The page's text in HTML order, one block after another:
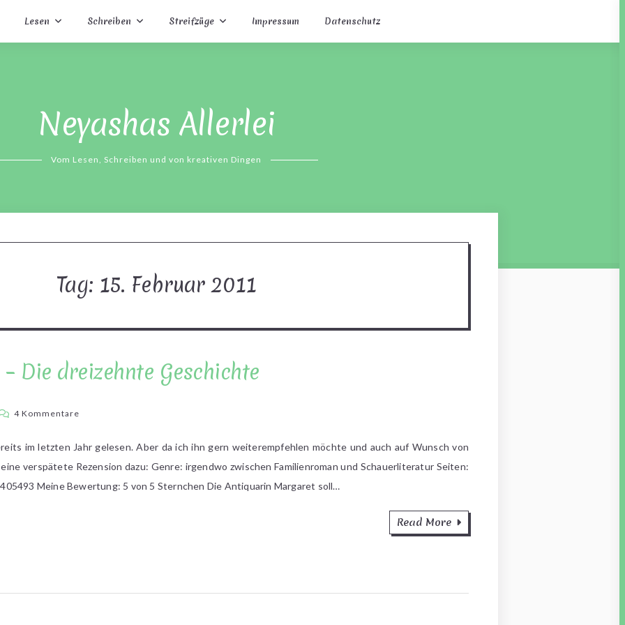
Neyashas Allerlei
Vom Lesen, Schreiben und von kreativen Dingen
Lesen Schreiben Streifzüge Impressum Datenschutz
Tag: 15. Februar 2011
Die dreizehnte Geschichte
4 Kommentare
Setterfield
dreizehnte
im letzten Jahr gelesen. Aber da ich ihn gern weiterempfehlen möchte und auch auf Wunsch von
verspätete Rezension dazu: Genre: irgendwo zwischen Familienroman und Schauerliteratur Seiten:
Meine Bewertung: 5 von 5 Sternchen Die Antiquarin Margaret soll…
Read More